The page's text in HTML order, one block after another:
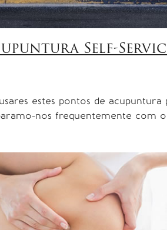
Self-
estes pontos de
nos frequentemente com